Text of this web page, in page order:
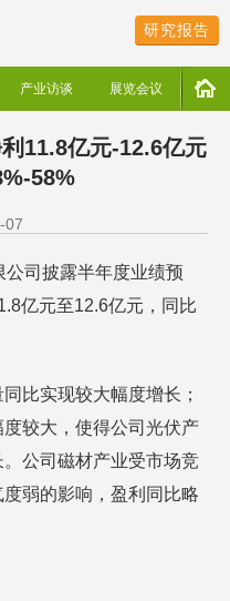
研究报告
产业访谈 展览会议
11.8亿元-12.6亿元
58%
07
司披露半年度业绩预
亿元至12.6亿元，同比
比实现较大幅度增长；
较大，使得公司光伏产
公司磁材产业受市场竞
弱的影响，盈利同比略